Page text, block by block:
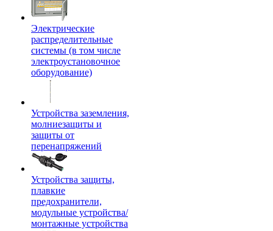
Электрические
распределительные
системы (в том числе
электроустановочное
оборудование)
Устройства заземления,
молниезащиты и
защиты от
перенапряжений
Устройства защиты,
плавкие
предохранители,
модульные устройства/
монтажные устройства